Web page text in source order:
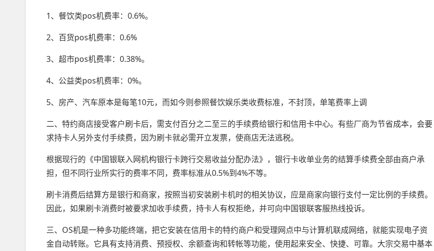
1、餐饮类pos机费率：0.6%。
2、百货pos机费率：0.6%
3、超市pos机费率：0.38%。
4、公益类pos机费率：0%。
5、房产、汽车原本是每笔10元，而如今则参照餐饮娱乐类收费标准，不封顶，单笔费率上调
二、特约商店接受客户刷卡后，需支付百分之二至三的手续费给银行和信用卡中心。有些厂商为节省成本，会要
求持卡人另外支付手续费，因为刷卡就必需开立发票，使商店无法逃税。
根据现行的《中国银联入网机构银行卡跨行交易收益分配办法》，银行卡收单业务的结算手续费全部由商户承
担，但不同行业所实行的费率不同，费率标准从0.5%到4%不等。
刷卡消费后结算方是银行和商家，按照当初安装刷卡机时的相关协议，应是商家向银行支付一定比例的手续费。
因此，如果刷卡消费时被要求加收手续费，持卡人有权拒绝，并可向中国银联客服热线投诉。
三、OS机是一种多功能终端，把它安装在信用卡的特约商户和受理网点中与计算机联成网络，就能实现电子资
金自动转账。它具有支持消费、预授权、余额查询和转帐等功能，使用起来安全、快捷、可靠。大宗交易中基本